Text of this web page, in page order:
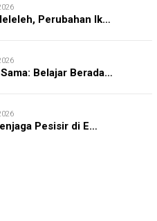
Perubahan Ik…
Belajar Berada…
Pesisir di E…